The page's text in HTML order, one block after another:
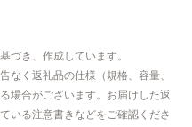
づき、作成しています。
なく返礼品の仕様（規格、容量、
場合がございます。お届けした返
いる注意書きなどをご確認くださ